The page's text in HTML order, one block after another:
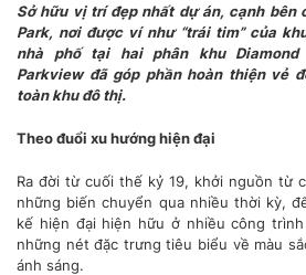
Sở hữu vị trí đẹp nhất dự án, cạnh bên
Park, nơi được ví như “trái tim” của
nhà phố tại hai phân khu Diamond
Parkview đã góp phần hoàn thiện vẻ
toàn khu đô thị.
Theo đuổi xu hướng hiện đại
Ra đời từ cuối thế kỷ 19, khởi nguồn từ
những biến chuyển qua nhiều thời kỳ,
kế hiện đại hiện hữu ở nhiều công
những nét đặc trưng tiêu biểu về màu
ánh sáng.